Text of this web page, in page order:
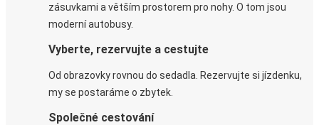
zásuvkami a větším prostorem pro nohy. O tom jsou
moderní autobusy.
Vyberte, rezervujte a cestujte
Od obrazovky rovnou do sedadla. Rezervujte si jízdenku,
my se postaráme o zbytek.
Společné cestování